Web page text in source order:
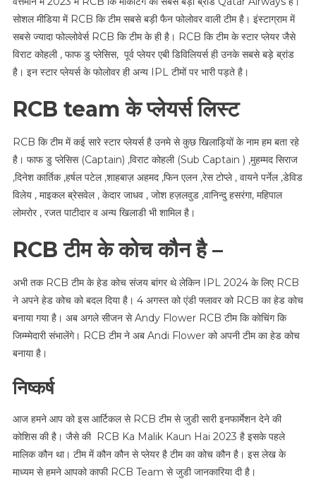
सोशल मीडिया में RCB कि टीम सबसे बड़ी फैन फोलोवर वाली टीम है। इंस्टाग्राम में
सबसे ज्यादा फोल्लोवेर्स RCB कि टीम के ही है। RCB कि टीम के स्टार प्लेयर जैसे
विराट कोहली , फाफ डु प्लेसिस, पूर्व प्लेयरएबी डिविलियर्सही उनके सबसे बड़े ब्रांड
है। इन स्टार प्लेयर्स के फोलोवर ही अन्य IPL टीमों पर भारी पड़ते है।
RCB team के प्लेयर्स लिस्ट
RCB कि टीम में कई सारे स्टार प्लेयर्स है उनमे से कुछ खिलाड़ियों के नाम हम बता रहे
है। फाफ डु प्लेसिस (Captain) ,विराट कोहली (Sub Captain ) ,मुहम्मद सिराज
,दिनेश कार्तिक ,हर्षल पटेल ,शाहबाज़ अहमद ,फिन एलन ,रेस टोप्ले , वायने पर्नेल ,डेविड
विलेय , माइकल ब्रेसवेल , केदार जाधव , जोश हज़लवुड ,वानिन्दु हसरंगा, महिपाल
लोमरोर , रजत पाटीदार व अन्य खिलाडी भी शामिल है।
RCB टीम के कोच कौन है –
अभी तक RCB टीम के हेड कोच संजय बांगर थे लेकिन IPL 2024 के लिए RCB
ने अपने हेड कोच को बदल दिया है। 4 अगस्त को एंडी फ्लावर को RCB का हेड कोच
बनाया गया है। अब अगले सीजन से Andy Flower RCB टीम कि कोचिंग कि
जिम्म्मेदारी संभालेंगे। RCB टीम ने अब Andi Flower को अपनी टीम का हेड कोच
बनाया है।
निष्कर्ष
आज हमने आप को इस आर्टिकल से RCB टीम से जुडी सारी इनफार्मेशन देने की
कोशिस की है। जैसे की RCB Ka Malik Kaun Hai 2023 है इसके पहले
मालिक कौन था। टीम में कौन कौन से प्लेयर है टीम का कोच कौन है। इस लेख के
माध्यम से हमने आपको काफी RCB Team से जुडी जानकारिया दी है।